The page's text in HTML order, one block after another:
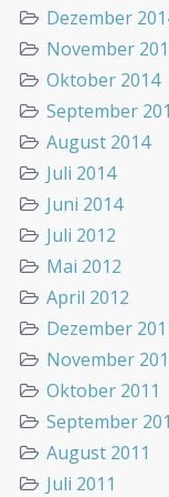
Dezember
November
Oktober 2014
September
August 2014
Juli 2014
Juni 2014
Juli 2012
Mai 2012
April 2012
Dezember
November
Oktober 2011
September
August 2011
Juli 2011